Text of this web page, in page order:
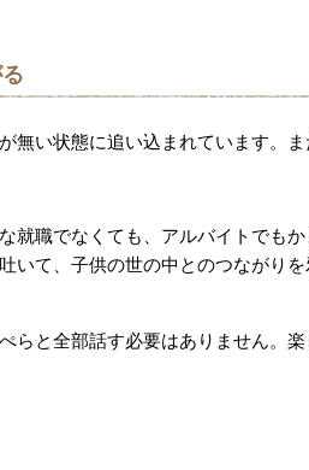
無い状態に追い込まれています。
就職でなくても、アルバイトでも
いて、子供の世の中とのつながり
らと全部話す必要はありません。